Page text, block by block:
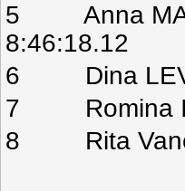
5 Anna
8:46:18.12
6 Dina
7 Romina
8 Rita